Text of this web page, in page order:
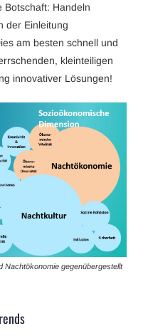
Botschaft: Handeln
der Einleitung
am besten schnell und
kleinteiligen
innovativer Lösungen!
Nachtökonomie gegenübergestellt